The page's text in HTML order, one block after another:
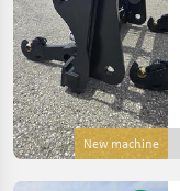
New machine